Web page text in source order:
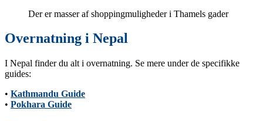
Der er masser af shoppingmuligheder i Thamels gader
Overnatning i Nepal
I Nepal finder du alt i overnatning. Se mere under de specifikke
guides:
• Kathmandu Guide
• Pokhara Guide